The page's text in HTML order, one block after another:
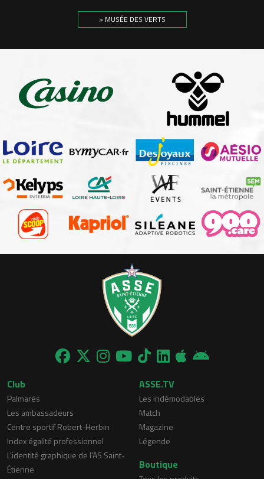
> MUSÉE DES VERTS
Club
Palmarès
Les ambassadeurs
Centre sportif Robert-Herbin
Index égalité professionnel
L'identité graphique de l'AS Saint-
Étienne
ASSE.TV
Les indémodables
Match
Magazine
Légende
Boutique